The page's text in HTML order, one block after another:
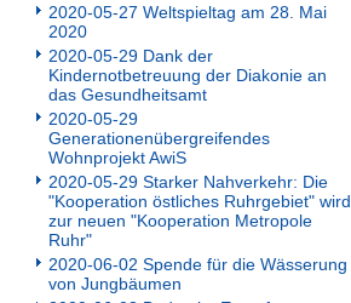
2020-05-27 Weltspieltag am 28. Mai
2020
2020-05-29 Dank der
Kindernotbetreuung der Diakonie an
das Gesundheitsamt
2020-05-29
Generationenübergreifendes
Wohnprojekt AwiS
2020-05-29 Starker Nahverkehr: Die
"Kooperation östliches Ruhrgebiet" wird
zur neuen "Kooperation Metropole
Ruhr"
2020-06-02 Spende für die Wässerung
von Jungbäumen